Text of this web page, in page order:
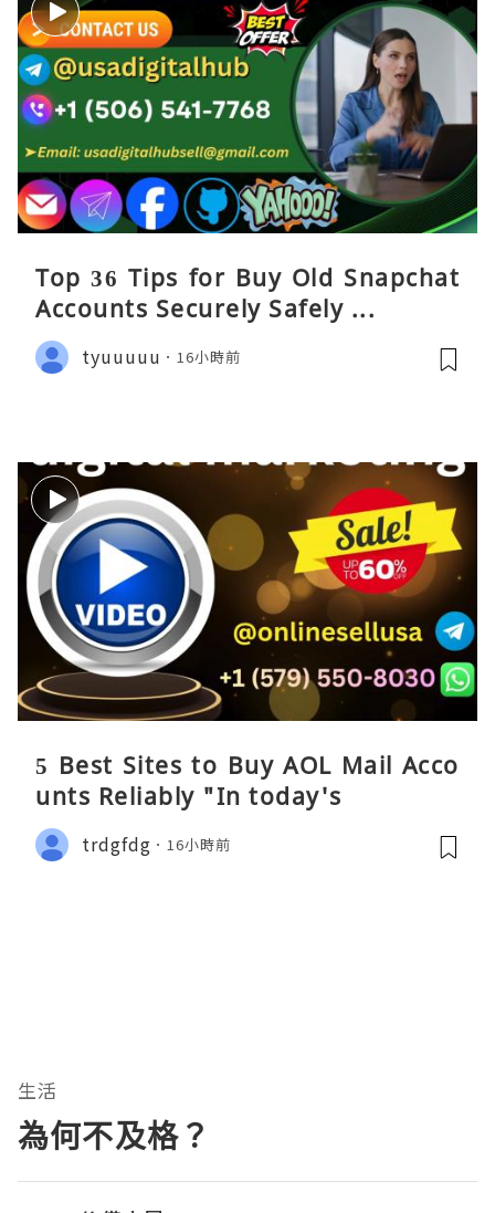
Top 36 Tips for Buy Old Snapchat
Accounts Securely Safely ...
tyuuuuu 16小時前
5 Best Sites to Buy AOL Mail Acco
unts Reliably "In today's
trdgfdg 16小時前
生活
為何不及格？